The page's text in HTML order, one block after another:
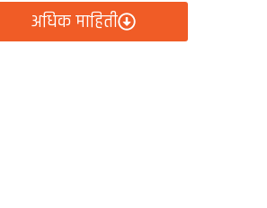
अधिक माहिती